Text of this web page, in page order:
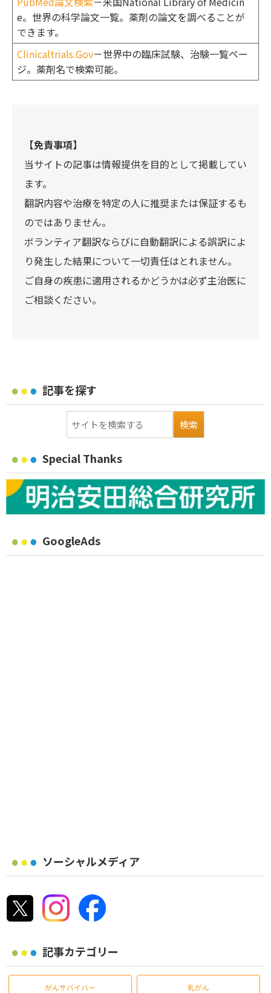
e。世界の科学論文一覧。薬剤の論文を調べることが
できます。
Clinicaltrials.Gov－世界中の臨床試験、治験一覧ペー
ジ。薬剤名で検索可能。
【免責事項】
当サイトの記事は情報提供を目的として掲載してい
ます。
翻訳内容や治療を特定の人に推奨または保証するも
のではありません。
ボランティア翻訳ならびに自動翻訳による誤訳によ
り発生した結果について一切責任はとれません。
ご自身の疾患に適用されるかどうかは必ず主治医に
ご相談ください。
記事を探す
Special Thanks
GoogleAds
ソーシャルメディア
記事カテゴリー
がんサバイバー 乳がん